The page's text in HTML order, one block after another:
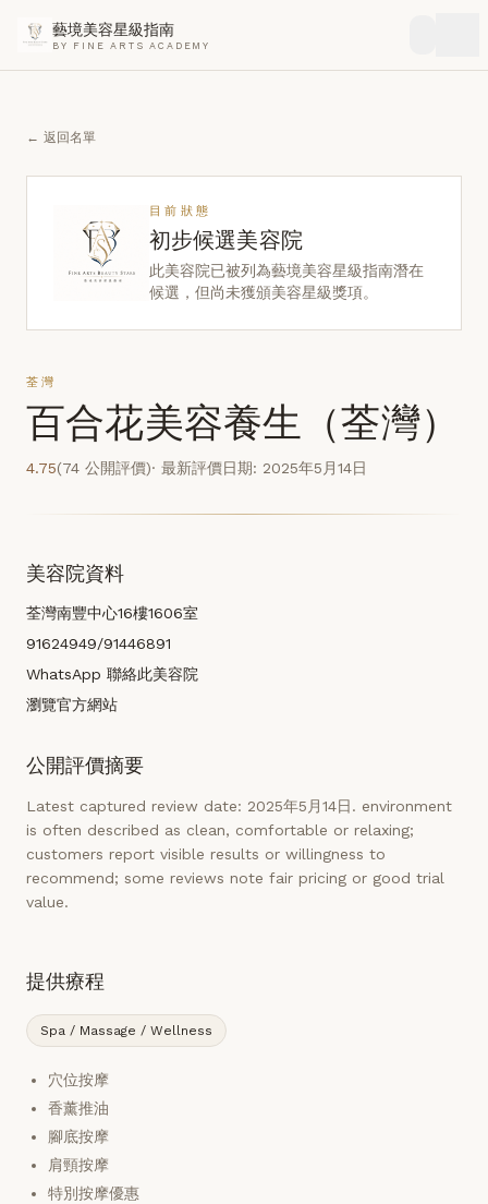
藝境美容星級指南
BY FINE ARTS ACADEMY
← 返回名單
目前狀態
初步候選美容院
此美容院已被列為藝境美容星級指南潛在
候選，但尚未獲頒美容星級獎項。
荃灣
百合花美容養生（荃灣）
4.75(74 公開評價)· 最新評價日期: 2025年5月14日
美容院資料
荃灣南豐中心16樓1606室
91624949/91446891
WhatsApp 聯絡此美容院
瀏覽官方網站
公開評價摘要
Latest captured review date: 2025年5月14日. environment
is often described as clean, comfortable or relaxing;
customers report visible results or willingness to
recommend; some reviews note fair pricing or good trial
value.
提供療程
Spa / Massage / Wellness
穴位按摩
香薰推油
腳底按摩
肩頸按摩
特別按摩優惠